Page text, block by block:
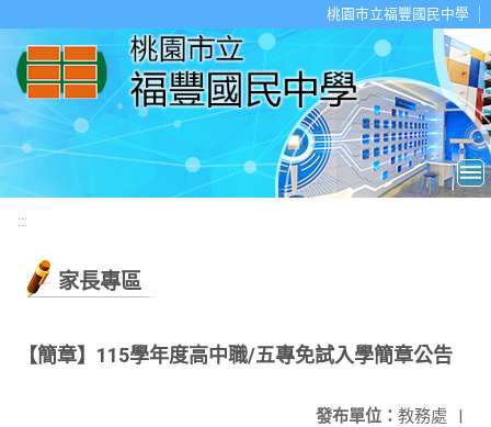
桃園市立福豐國民中學
:::
家長專區
【簡章】115學年度高中職/五專免試入學簡章公告
發布單位： 教務處 |